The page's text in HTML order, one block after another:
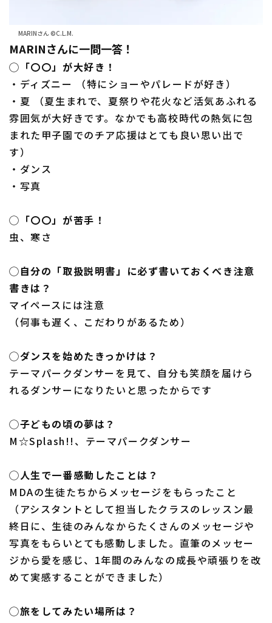
MARINさん ©C.L.M.
MARINさんに一問一答！
◯「〇〇」が大好き！
・ディズニー （特にショーやパレードが好き）
・夏 （夏生まれで、夏祭りや花火など活気あふれる
雰囲気が大好きです。なかでも高校時代の熱気に包
まれた甲子園でのチア応援はとても良い思い出で
す）
・ダンス
・写真
◯「〇〇」が苦手！
虫、寒さ
◯自分の「取扱説明書」に必ず書いておくべき注意
書きは？
マイペースには注意
（何事も遅く、こだわりがあるため）
◯ダンスを始めたきっかけは？
テーマパークダンサーを見て、自分も笑顔を届けら
れるダンサーになりたいと思ったからです
◯子どもの頃の夢は？
M☆Splash!!、テーマパークダンサー
◯人生で一番感動したことは？
MDAの生徒たちからメッセージをもらったこと
（アシスタントとして担当したクラスのレッスン最
終日に、生徒のみんなからたくさんのメッセージや
写真をもらいとても感動しました。直筆のメッセー
ジから愛を感じ、1年間のみんなの成長や頑張りを改
めて実感することができました）
◯旅をしてみたい場所は？